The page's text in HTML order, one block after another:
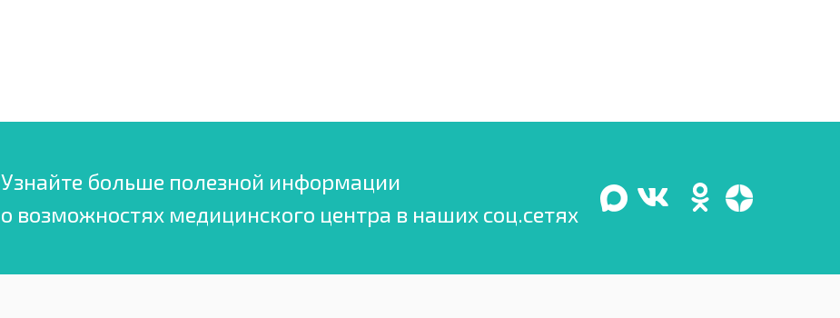
Узнайте больше полезной информации
о возможностях медицинского центра в наших соц.сетях